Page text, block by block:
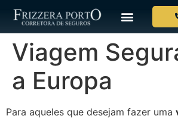
Viagem
a Europa
Para aqueles que desejam fazer uma